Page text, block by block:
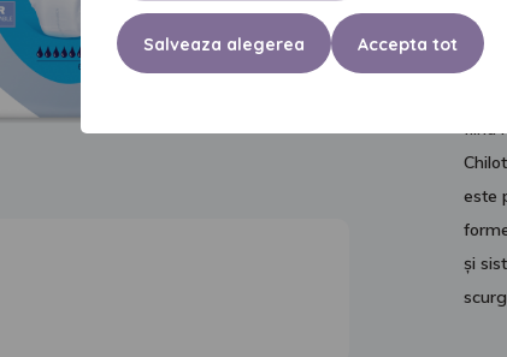
fiind
este
și
Salveaza alegerea Accepta tot